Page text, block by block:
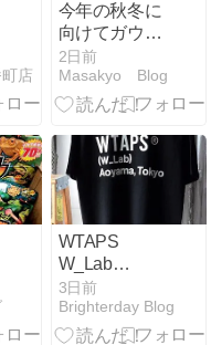
店
今年の秋冬に
向けてガウン
コートはどう
だろうか？カ
ジュアルとビ
になりそうな
コート！？
2日前
Masakyo Blog
WTAPS
W_Lab
AOYAMA
lIMITED
TEE。
3日前
Brighterday Blog